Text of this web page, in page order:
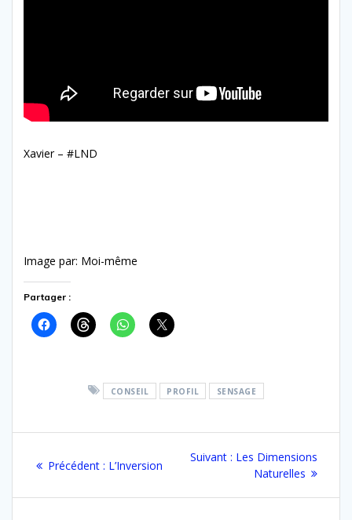
Xavier – #LND
Image par: Moi-même
Partager :
CONSEIL PROFIL SENSAGE
Précédent : Article
:
L’Inversion
Suivant : Article
suivant
Les Dimensions
Naturelles